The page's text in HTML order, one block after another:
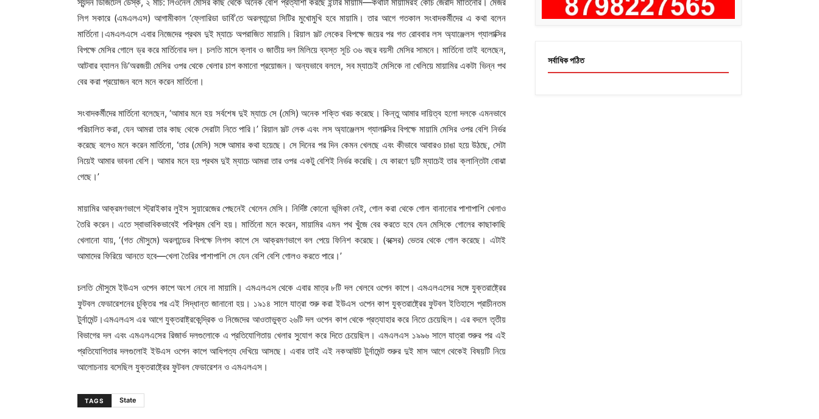
লিগ সকারে (এমএলএস) আগামীকাল ‘ফ্লোরিডা ডার্বি’তে অরল্যান্ডো সিটির মুখোমুখি হবে মায়ামি। তার আগে গতকাল সংবাদকর্মীদের এ কথা বলেন
মার্তিনো।এমএলএসে এবার নিজেদের প্রথম দুই ম্যাচে অপরাজিত মায়ামি। রিয়াল সল্ট লেকের বিপক্ষে জয়ের পর গত রোববারলস অ্যাঞ্জেলস গ্যালাক্সির
বিপক্ষে মেসির গোলে ড্র করে মার্তিনোর দল । চলতি মাসে ক্লাব ও জাতীয় দল মিলিয়ে ব্যস্ত সূচি ৩৬ বছর বয়সী মেসির সামনে। মার্তিনো তাই বলেছেন,
আটবার ব্যালন ডি’অরজয়ী মেসির ওপর থেকে খেলার চাপ কমানো প্রয়োজন। অন্যভাবে বললে, সব ম্যাচেই মেসিকে না খেলিয়ে মায়ামির একটা ভিন্ন পথ
বের করা প্রয়োজন বলে মনে করেন মার্তিনো।
সংবাদকর্মীদের মার্তিনো বলেছেন, ‘আমার মনে হয় সর্বশেষ দুই ম্যাচে সে (মেসি) অনেক শক্তি খরচ করেছে। কিন্তু আমার দায়িত্ব হলো দলকে এমনভাবে
পরিচালিত করা, যেন আমরা তার কাছ থেকে সেরাটা নিতে পারি।’ রিয়াল সল্ট লেক এবং লস অ্যাঞ্জেলস গ্যালাক্সির বিপক্ষে মায়ামি মেসির ওপর বেশি নির্ভর
করেছে বলেও মনে করেন মার্তিনো, ‘তার (মেসি) সঙ্গে আমার কথা হয়েছে। সে দিনের পর দিন কেমন খেলছে এবং কীভাবে আবারও চাঙা হয়ে উঠছে, সেটা
নিয়েই আমার ভাবনা বেশি। আমার মনে হয় প্রথম দুই ম্যাচে আমরা তার ওপর একটু বেশিই নির্ভর করেছি। যে কারণে দুটি ম্যাচেই তার ক্লান্তিটা বোঝা
গেছে।’
মায়ামির আক্রমণভাগে স্ট্রাইকার লুইস সুয়ারেজের পেছনেই খেলেন মেসি। নির্দিষ্ট কোনো ভূমিকা নেই, গোল করা থেকে গোল বানানোর পাশাপাশি খেলাও
তৈরি করেন। এতে স্বাভাবিকভাবেই পরিশ্রম বেশি হয়। মার্তিনো মনে করেন, মায়ামির এমন পথ খুঁজে বের করতে হবে যেন মেসিকে গোলের কাছাকাছি
খেলানো যায়, ‘(গত মৌসুমে) অরলান্ডের বিপক্ষে লিগস কাপে সে আক্রমণভাগে বল পেয়ে ফিনিশ করেছে। (বক্সের) ভেতর থেকে গোল করেছে। এটাই
আমাদের ফিরিয়ে আনতে হবে—খেলা তৈরির পাশাপাশি সে যেন বেশি বেশি গোলও করতে পারে।’
চলতি মৌসুমে ইউএস ওপেন কাপে অংশ নেবে না মায়ামি। এমএলএস থেকে এবার মাত্র ৮টি দল খেলবে ওপেন কাপে। এমএলএসের সঙ্গে যুক্তরাষ্ট্রের
ফুটবল ফেডারেশনের চুক্তির পর এই সিদ্ধান্ত জানানো হয়। ১৯১৪ সালে যাত্রা শুরু করা ইউএস ওপেন কাপ যুক্তরাষ্ট্রের ফুটবল ইতিহাসে প্রাচীনতম
টুর্নামেন্ট।এমএলএস এর আগে যুক্তরাষ্ট্রকেন্দ্রিক ও নিজেদের আওতাভুক্ত ২৬টি দল ওপেন কাপ থেকে প্রত্যাহার করে নিতে চেয়েছিল। এর বদলে তৃতীয়
বিভাগের দল এবং এমএলএসের রিজার্ভ দলগুলোকে এ প্রতিযোগিতায় খেলার সুযোগ করে দিতে চেয়েছিল। এমএলএস ১৯৯৬ সালে যাত্রা শুরুর পর এই
প্রতিযোগিতার দলগুলোই ইউএস ওপেন কাপে আধিপত্য দেখিয়ে আসছে। এবার তাই এই নকআউট টুর্নামেন্ট শুরুর দুই মাস আগে থেকেই বিষয়টি নিয়ে
আলোচনায় বসেছিল যুক্তরাষ্ট্রের ফুটবল ফেডারেশন ও এমএলএস।
TAGS State
সর্বাধিক পঠিত